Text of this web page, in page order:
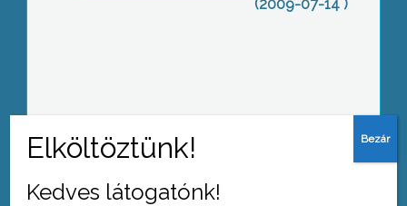
(2009-07-14 )
kábelt a mátraszentimrei bányából
Kedves látogatónk!